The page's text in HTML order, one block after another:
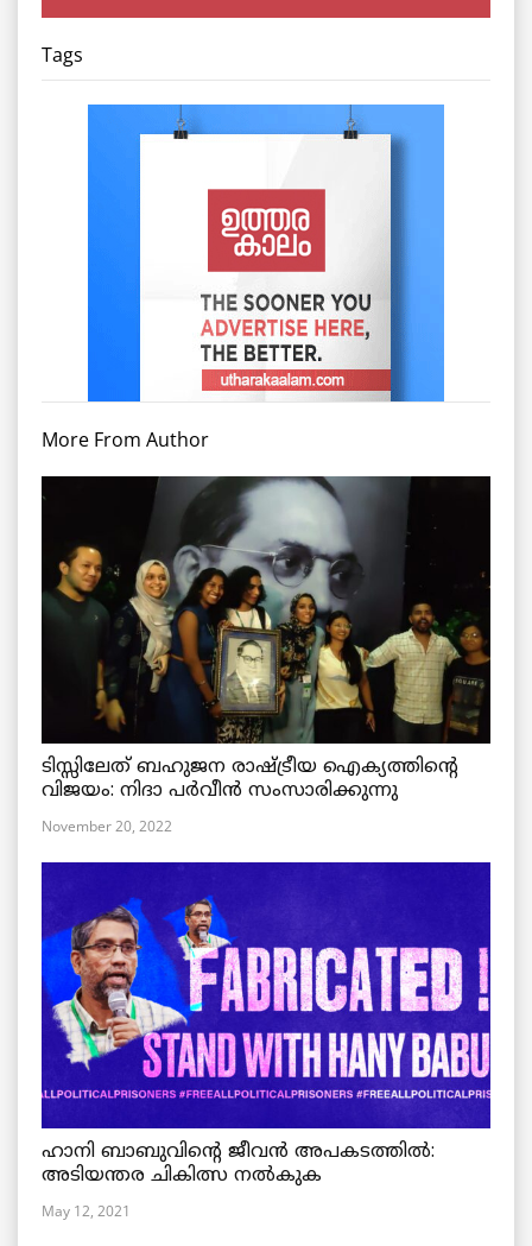
Tags
More From Author
ടിസ്സിലേത് ബഹുജന രാഷ്ട്രീയ ഐക്യത്തിന്റെ
വിജയം: നിദാ പർവീൻ സംസാരിക്കുന്നു
November 20, 2022
ഹാനി ബാബുവിന്റെ ജീവൻ അപകടത്തിൽ:
അടിയന്തര ചികിത്സ നൽകുക
May 12, 2021